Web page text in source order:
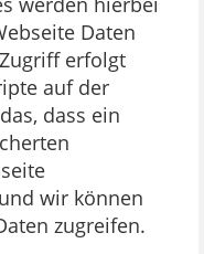
Daten
erfolgt
auf der
dass ein
wir können
zugreifen.